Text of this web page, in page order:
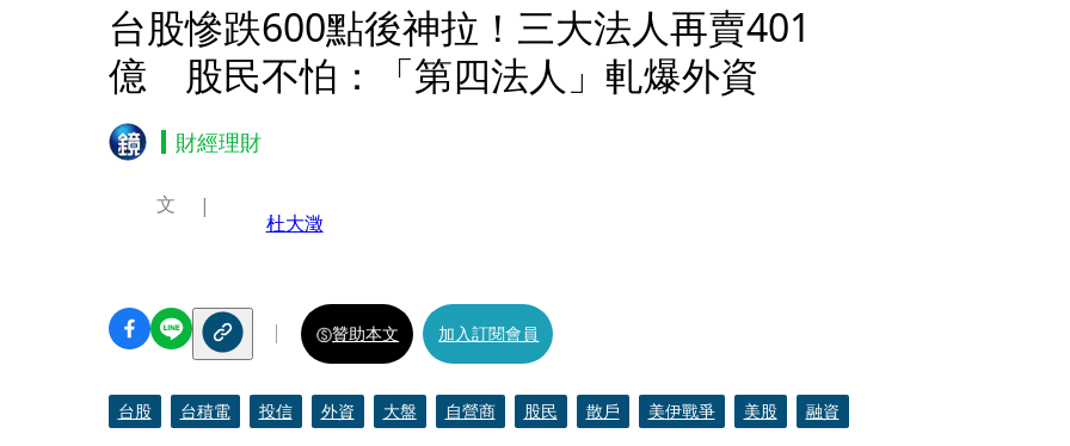
台股慘跌600點後神拉！三大法人再賣401
億 股民不怕：「第四法人」軋爆外資
財經理財
文
杜大澂
贊助本文 加入訂閱會員
台股 台積電 投信 外資 大盤 自營商 股民 散戶 美伊戰爭 美股 融資